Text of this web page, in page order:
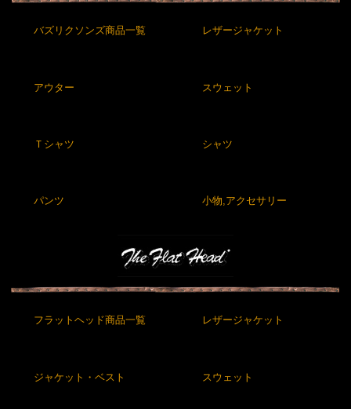
バズリクソンズ商品一覧 レザージャケット
アウター スウェット
Ｔシャツ シャツ
パンツ 小物,アクセサリー
フラットヘッド商品一覧 レザージャケット
ジャケット・ベスト スウェット